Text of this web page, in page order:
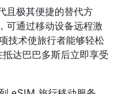
且极其便捷的替代方
可通过移动设备远程激
技术使旅行者能够轻松
达巴巴多斯后立即享受